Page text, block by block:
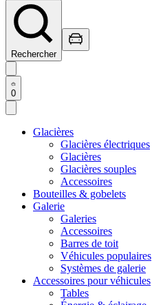
Rechercher
0
Glacières
Glacières électriques
Glacières
Glacières souples
Accessoires
Bouteilles & gobelets
Galerie
Galeries
Accessoires
Barres de toit
Véhicules populaires
Systèmes de galerie
Accessoires pour véhicules
Tables